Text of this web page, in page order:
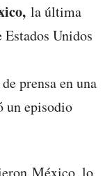
la última
Unidos
prensa en una
un episodio
México, lo